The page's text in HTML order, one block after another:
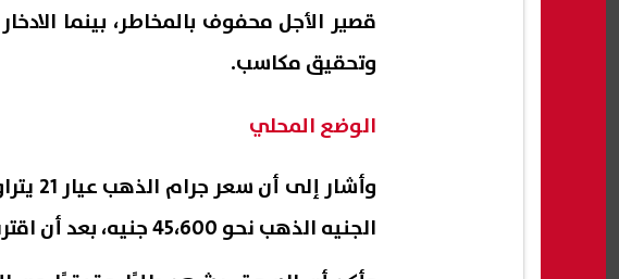
قصير الأجل محفوف بالمخاطر، بينما
وتحقيق مكاسب.
الوضع المحلي
الجنيه الذهب نحو 45،600 جنيه، بعد أن اقترب في يناير من 60 ألف جنيه.